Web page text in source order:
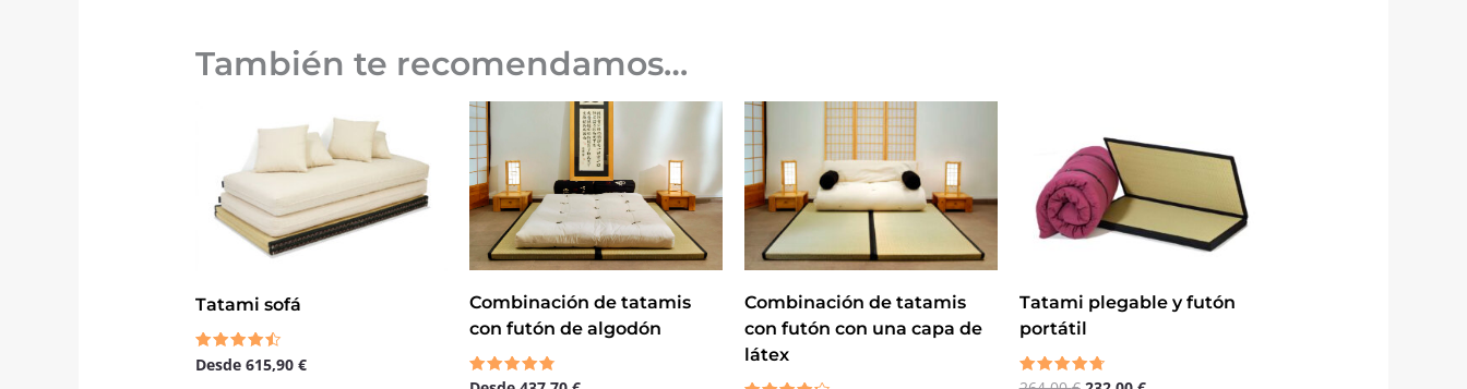
También te recomendamos…
Tatami sofá
Valorado
Desde 615,90 €
Combinación de tatamis
con futón de algodón
Valorado
Combinación de tatamis
con futón con una capa de
látex
Tatami plegable y futón
portátil
Valorado
original
era:
264,00 €.
actual